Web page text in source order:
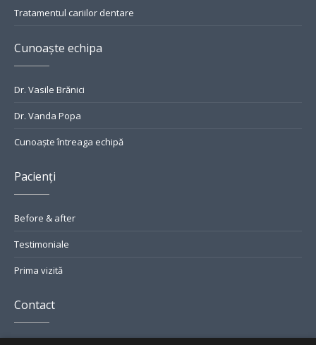
Tratamentul cariilor dentare
Cunoaște echipa
Dr. Vasile Brănici
Dr. Vanda Popa
Cunoaște întreaga echipă
Pacienți
Before & after
Testimoniale
Prima vizită
Contact